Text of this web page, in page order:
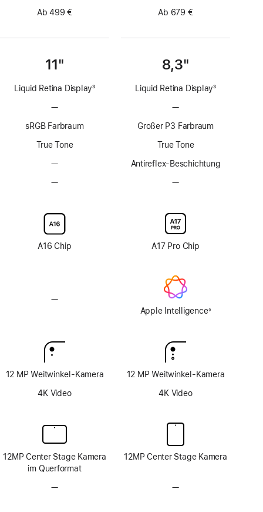
Ab 499 €
11"
Liquid Retina Display3
—Keine
Technologie
sRGB Farbraum
True Tone
—Keine
—Keine
Nanotexturglas
A16 Chip
—Keine
12 MP Weitwinkel-Kamera
4K Video
12MP Center Stage Kamera
im Querformat
—Kein
Ab 679 €
8,3"
Liquid Retina Display3
—Keine
Technologie
Großer P3 Farbraum
True Tone
Antireflex-Beschichtung
—Keine
Nanotexturglas
A17 Pro Chip
Apple Intelligence◊
12 MP Weitwinkel-Kamera
4K Video
12MP Center Stage Kamera
—Kein